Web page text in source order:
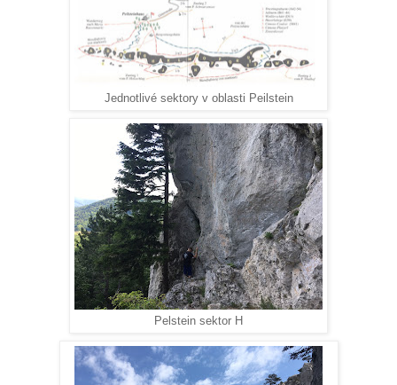
Jednotlivé sektory v oblasti Peilstein
Pelstein sektor H